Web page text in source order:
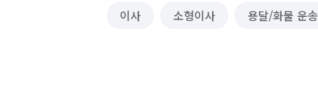
이사 소형이사 용달/화물 운송